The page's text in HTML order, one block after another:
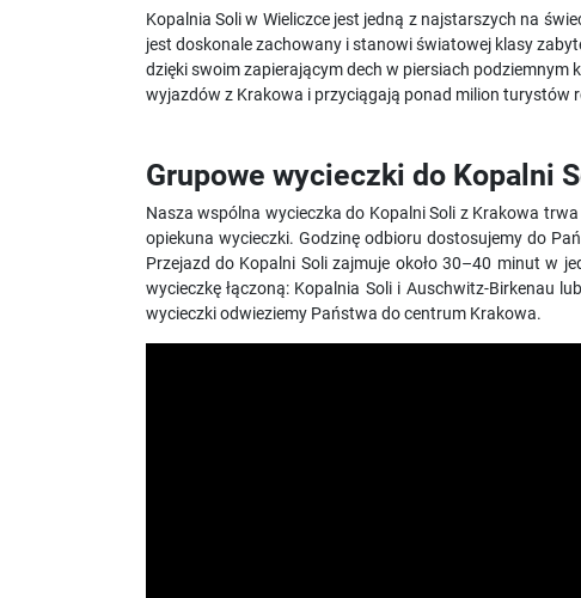
Kopalnia Soli w Wieliczce jest jedną z najstarszych na
jest doskonale zachowany i stanowi światowej klasy
dzięki swoim zapierającym dech w piersiach podziemnym
wyjazdów z Krakowa i przyciągają ponad milion turystów
Grupowe wycieczki do Kopalni
Nasza wspólna wycieczka do Kopalni Soli z Krakowa
opiekuna wycieczki. Godzinę odbioru dostosujemy do
Przejazd do Kopalni Soli zajmuje około 30–40 minut w
wycieczkę łączoną: Kopalnia Soli i Auschwitz-Birkenau
wycieczki odwieziemy Państwa do centrum Krakowa.